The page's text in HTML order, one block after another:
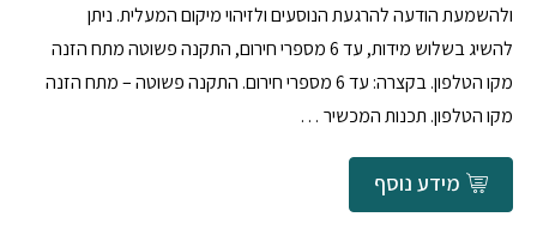
ולהשמעת הודעה להרגעת הנוסעים ולזיהוי מיקום המעלית. ניתן
להשיג בשלוש מידות, עד 6 מספרי חירום, התקנה פשוטה מתח הזנה
מקו הטלפון. בקצרה: עד 6 מספרי חירום. התקנה פשוטה – מתח הזנה
מקו הטלפון. תכנות המכשיר …
מידע נוסף